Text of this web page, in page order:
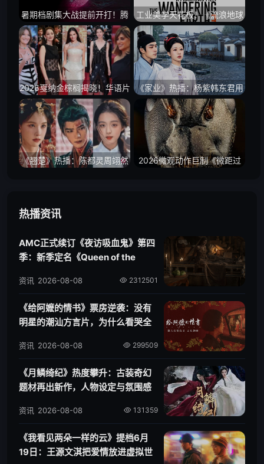
暑期档剧集大战提前开打！腾
讯爱优腾各大平台古装巨制与
高分悬疑全线定档
工业美学天花板！《流浪地球
3》与好莱坞科幻巨制引爆暑
期档，IMAX预售破纪录
2026戛纳金棕榈揭晓！华语片
海外斩获大奖，暑期档“神仙打
架”大幕开启
《家业》热播：杨紫韩东君用
一锭徽墨打开古装剧新看点
《翘楚》热播：陈都灵周翊然
2026微观动作巨制《微距过
热播资讯
AMC正式续订《夜访吸血鬼》第四
季：新季定名《Queen of the
2312501
资讯 2026-08-08
《给阿嬷的情书》票房逆袭：没有
明星的潮汕方言片，为什么看哭全
299509
资讯 2026-08-08
《月鳞绮纪》热度攀升：古装奇幻
题材再出新作，人物设定与氛围感
131359
资讯 2026-08-08
《我看见两朵一样的云》提档6月
19日：王源文淇把爱情放进虚拟世